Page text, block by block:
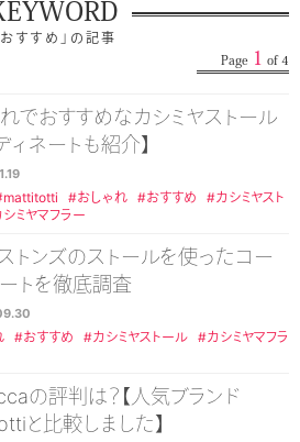
おすすめ」の記事
Page 1 of 4
でおすすめなカシミヤストール
ィネートも紹介】
#おしゃれ #おすすめ
#カシミヤスト
ミヤマフラー
トンズのストールを使ったコー
トを徹底調査
#おすすめ #カシミヤストール #カシミヤマフラ
の評判は？【人気ブランド
と比較しました】